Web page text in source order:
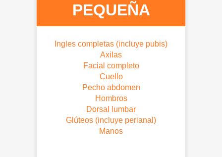
PEQUEÑA
Ingles completas (incluye pubis)
Axilas
Facial completo
Cuello
Pecho abdomen
Hombros
Dorsal lumbar
Glúteos (incluye perianal)
Manos